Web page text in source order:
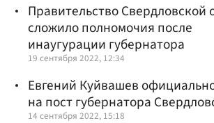
Правительство Свердловской
сложило полномочия после
инаугурации губернатора
19 сентября 2022, 12:34
Евгений Куйвашев
на пост губернатора
14 сентября 2022, 15:18